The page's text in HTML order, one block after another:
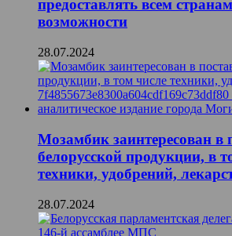
предоставлять всем
возможности
28.07.2024
Мозамбик заинтересован в
белорусской продукции, в
техники, удобрений,
28.07.2024